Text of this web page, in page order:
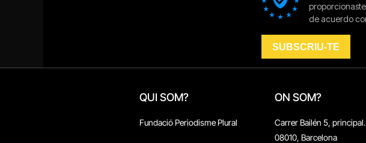
QUI SOM?
Fundació Periodisme Plural
ON SOM?
Carrer Bailén 5, principal.
08010, Barcelona